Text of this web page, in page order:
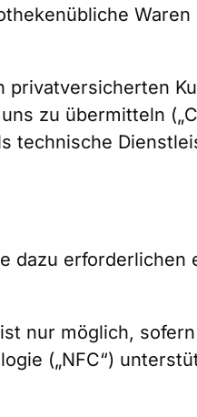
zu übermitteln
technische
dazu erforderlichen
nur möglich,
(„NFC“)